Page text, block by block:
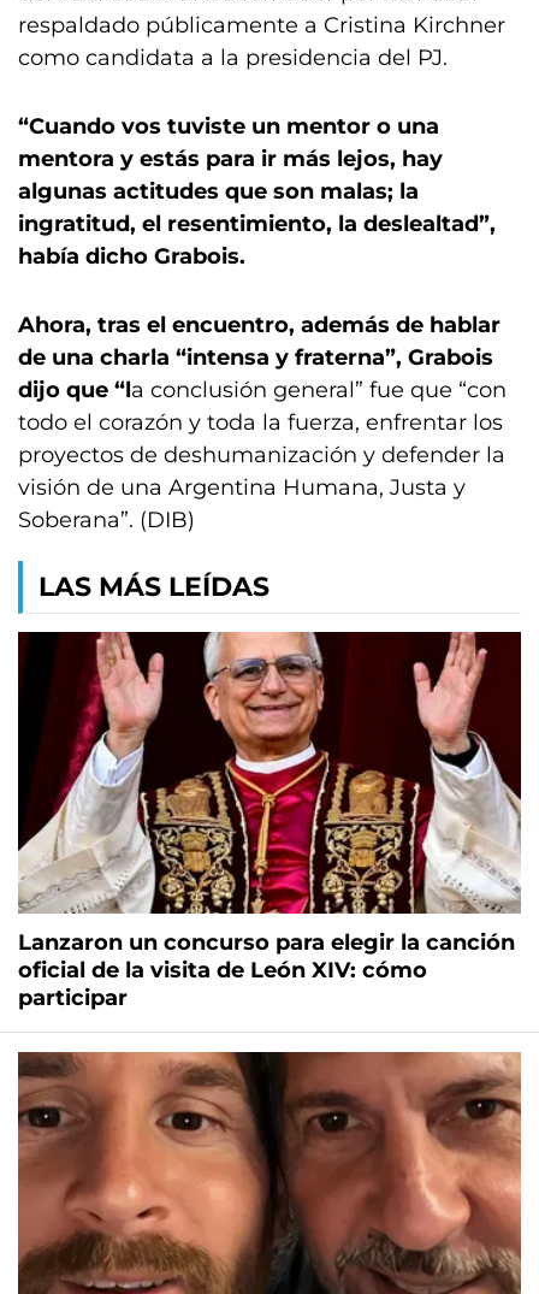
respaldado públicamente a Cristina Kirchner
como candidata a la presidencia del PJ.
“Cuando vos tuviste un mentor o una
mentora y estás para ir más lejos, hay
algunas actitudes que son malas; la
ingratitud, el resentimiento, la deslealtad”,
había dicho Grabois.
Ahora, tras el encuentro, además de hablar
de una charla “intensa y fraterna”, Grabois
dijo que “la conclusión general” fue que “con
todo el corazón y toda la fuerza, enfrentar los
proyectos de deshumanización y defender la
visión de una Argentina Humana, Justa y
Soberana”. (DIB)
LAS MÁS LEÍDAS
Lanzaron un concurso para elegir la canción
oficial de la visita de León XIV: cómo
participar